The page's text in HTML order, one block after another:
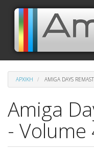
Παράκαμψη
κυρίως
περιεχόμενο
ΑΡΧΙΚΉ AMIGA DAYS
Amiga
- Volume